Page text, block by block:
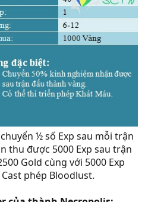
½ số Exp sau mỗi trận
thu được 5000 Exp sau trận
Gold cùng với 5000 Exp
phép Bloodlust.